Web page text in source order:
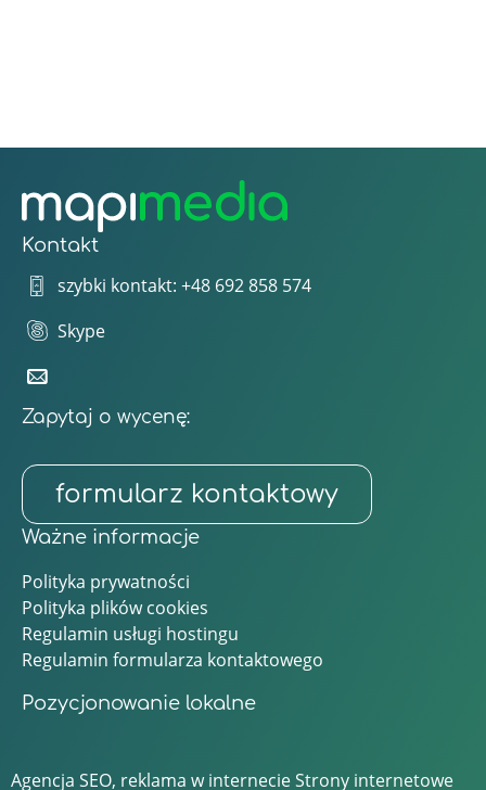
Kontakt
szybki kontakt: +48 692 858 574
Skype
Zapytaj o wycenę:
formularz kontaktowy
Ważne informacje
Polityka prywatności
Polityka plików cookies
Regulamin usługi hostingu
Regulamin formularza kontaktowego
Pozycjonowanie lokalne
Agencja SEO, reklama w internecieStrony internetowe